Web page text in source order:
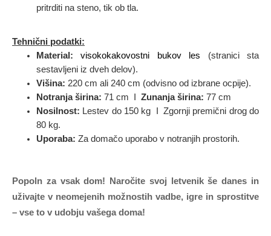
pritrditi na steno, tik ob tla.
Tehnični podatki:
Material:
visokokakovostni bukov les
(stranici sta
sestavljeni iz dveh delov).
Višina: 220 cm ali 240 cm (odvisno od izbrane ocpije).
Notranja širina: 71 cm I Zunanja širina: 77 cm
Nosilnost: Lestev do 150 kg I Zgornji premični drog do
80 kg.
Uporaba: Za domačo uporabo v notranjih prostorih.
Popoln za vsak dom!
Naročite svoj letvenik še danes in
uživajte v neomejenih možnostih vadbe, igre in sprostitve
– vse to v udobju vašega doma!